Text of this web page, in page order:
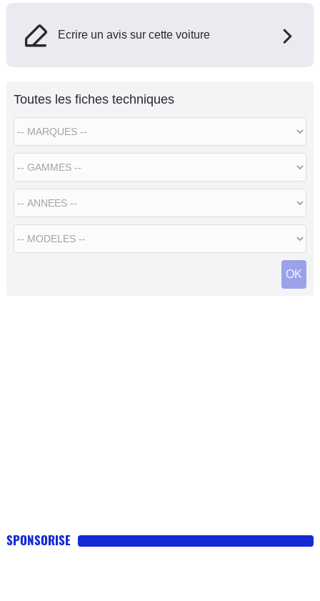
Ecrire un avis sur cette voiture
Toutes les fiches techniques
SPONSORISE